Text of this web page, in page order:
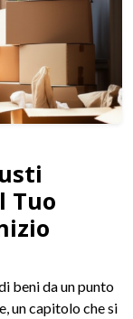
Tuo
beni da un punto
un capitolo che si